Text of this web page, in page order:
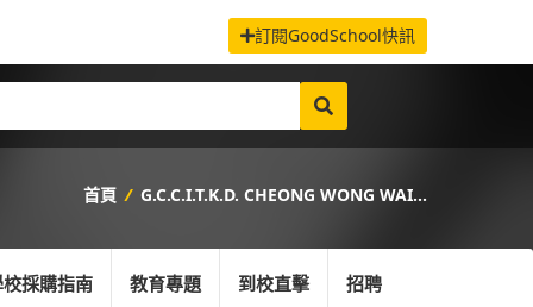
訂閱GoodSchool快訊
首頁 / G.C.C.I.T.K.D. CHEONG WONG WAI...
採購指南 教育專題 到校直擊 招聘